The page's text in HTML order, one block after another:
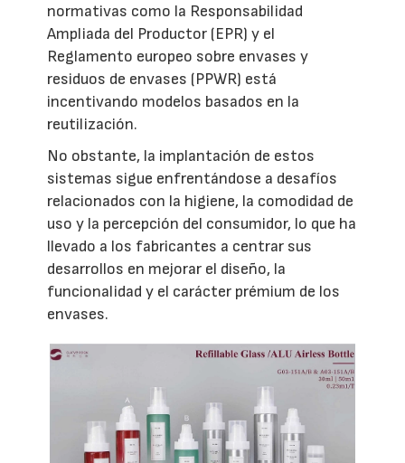
normativas como la Responsabilidad
Ampliada del Productor (EPR) y el
Reglamento europeo sobre envases y
residuos de envases (PPWR) está
incentivando modelos basados en la
reutilización.
No obstante, la implantación de estos
sistemas sigue enfrentándose a desafíos
relacionados con la higiene, la comodidad de
uso y la percepción del consumidor, lo que ha
llevado a los fabricantes a centrar sus
desarrollos en mejorar el diseño, la
funcionalidad y el carácter prémium de los
envases.